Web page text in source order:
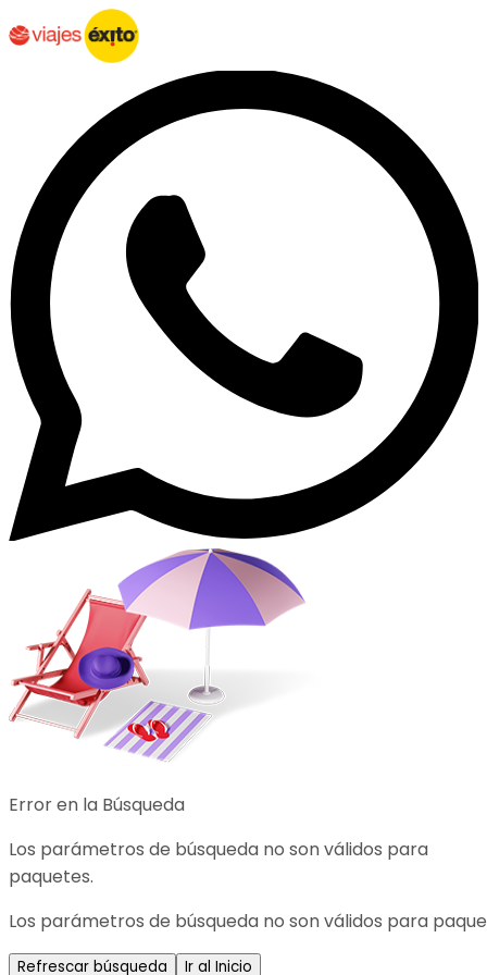
Error en la Búsqueda
Los parámetros de búsqueda no son válidos para
paquetes.
Los parámetros de búsqueda no son válidos para
Refrescar búsqueda Ir al Inicio